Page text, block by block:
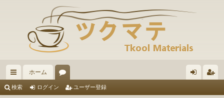
イ
ホーム
検索 ログイン ユーザー登録